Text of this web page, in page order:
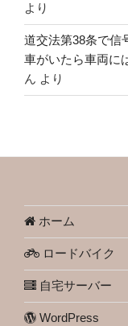
より
道交法第38条で信
車がいたら車両に
ん より
ホーム
ロードバイク
自宅サーバー
WordPress